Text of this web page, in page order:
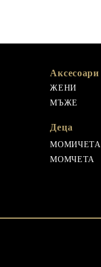
Аксесоари
ЖЕНИ
МЪЖЕ
Деца
МОМИЧЕТА
МОМЧЕТА